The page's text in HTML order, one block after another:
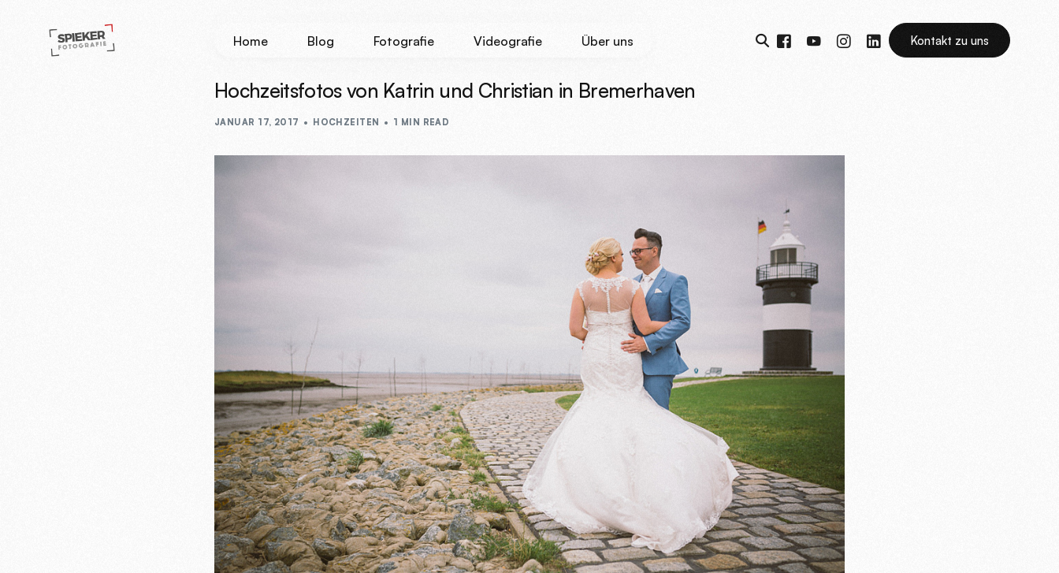
Home Blog Fotografie Videografie Über uns Kontakt zu uns
Hochzeitsfotos von Katrin und Christian in Bremerhaven
JANUAR 17, 2017 HOCHZEITEN 1 MIN READ